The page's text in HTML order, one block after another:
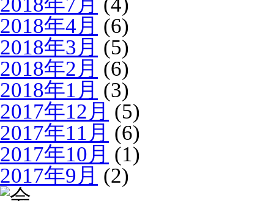
2018年4月 (6)
2018年3月 (5)
2018年2月 (6)
2018年1月 (3)
2017年12月 (5)
2017年11月 (6)
2017年10月 (1)
2017年9月 (2)